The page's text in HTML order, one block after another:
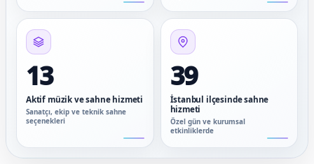
13
Aktif müzik ve sahne hizmeti
Sanatçı, ekip ve teknik sahne
seçenekleri
39
İstanbul ilçesinde sahne
hizmeti
Özel gün ve kurumsal
etkinliklerde